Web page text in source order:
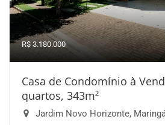
R$ 3.180.000
Casa de Condomínio à
quartos, 343m²
Jardim Novo Horizonte,